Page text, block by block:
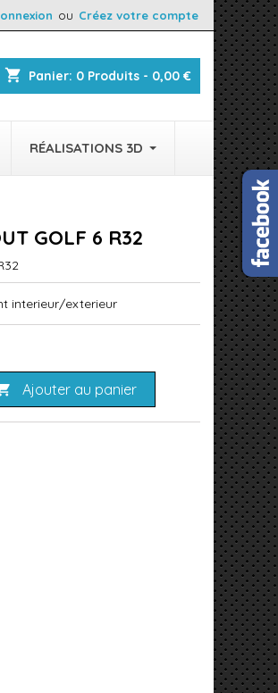
ou Créez votre compte
shopping_cart Panier: 0 Produits - 0,00 €
RÉALISATIONS 3D
GOLF 6 R32
interieur/exterieur
Ajouter au panier